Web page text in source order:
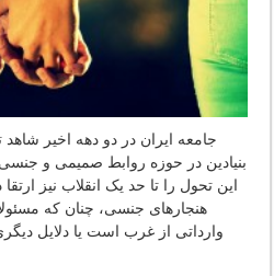
جامعه ایران در دو دهه اخیر
بنیادین در حوزه روابط صمیمی و
این تحول را تا حد یک انقلاب نیز ارتقا
هنجارهای جنسی، چنان که
وارداتی از غرب است یا دلایل